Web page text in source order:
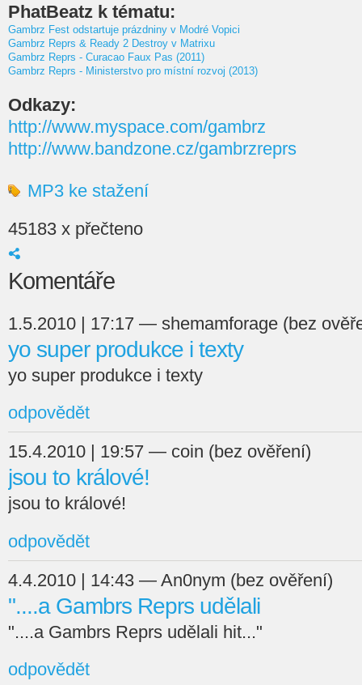
PhatBeatz k tématu:
Gambrz Fest odstartuje prázdniny v Modré Vopici
Gambrz Reprs & Ready 2 Destroy v Matrixu
Gambrz Reprs - Curacao Faux Pas (2011)
Gambrz Reprs - Ministerstvo pro místní rozvoj (2013)
Odkazy:
http://www.myspace.com/gambrz
http://www.bandzone.cz/gambrzreprs
MP3 ke stažení
45183 x přečteno
Komentáře
1.5.2010 | 17:17 — shemamforage (bez
yo super produkce i texty
yo super produkce i texty
odpovědět
15.4.2010 | 19:57 — coin (bez ověření)
jsou to králové!
jsou to králové!
odpovědět
4.4.2010 | 14:43 — An0nym (bez ověření)
"....a Gambrs Reprs udělali
"....a Gambrs Reprs udělali hit..."
odpovědět